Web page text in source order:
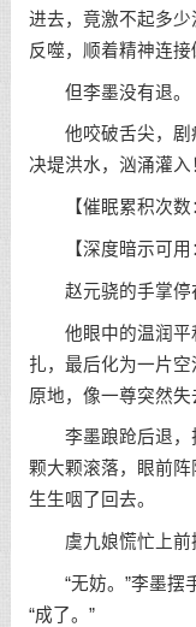
进去，竟激不起多
反噬，顺着精神连接
但李墨没有退。
他咬破舌尖，剧
决堤洪水，汹涌灌入
【催眠累积次数
【深度暗示可用
赵元骁的手掌停
他眼中的温润平
扎，最后化为一片
原地，像一尊突然失
李墨踉跄后退，
颗大颗滚落，眼前
生生咽了回去。
虞九娘慌忙上前
“无妨。”李墨摆手
“成了。”